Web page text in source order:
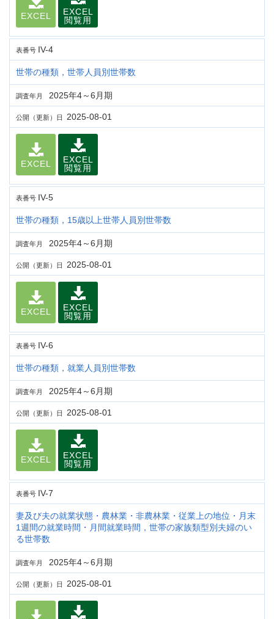
EXCEL
EXCEL
閲覧用
表番号 IV-4
世帯の種類，世帯人員別世帯数
調査年月 2025年4～6月期
公開（更新）日 2025-08-01
EXCEL
EXCEL
閲覧用
表番号 IV-5
世帯の種類，15歳以上世帯人員別世帯数
調査年月 2025年4～6月期
公開（更新）日 2025-08-01
EXCEL
EXCEL
閲覧用
表番号 IV-6
世帯の種類，就業人員別世帯数
調査年月 2025年4～6月期
公開（更新）日 2025-08-01
EXCEL
EXCEL
閲覧用
表番号 IV-7
妻及び夫の就業状態・農林業・非農林業・従業上の地位・月末
1週間の就業時間・月間就業時間，世帯の家族類型別夫婦のい
る世帯数
調査年月 2025年4～6月期
公開（更新）日 2025-08-01